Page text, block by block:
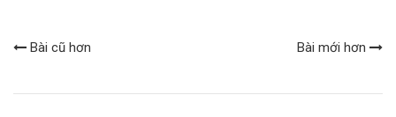
Bài cũ hơn Bài mới hơn